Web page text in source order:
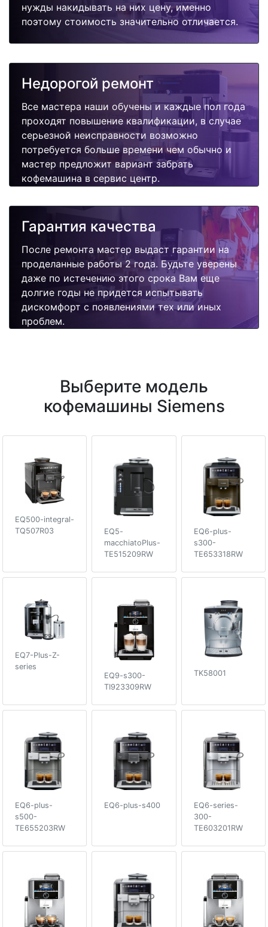
нужды накидывать на них цену, именно
поэтому стоимость значительно отличается.
Недорогой ремонт
Все мастера наши обучены и каждые пол года
проходят повышение квалификации, в случае
серьезной неисправности возможно
потребуется больше времени чем обычно и
мастер предложит вариант забрать
кофемашина в сервис центр.
Гарантия качества
После ремонта мастер выдаст гарантии на
проделанные работы 2 года. Будьте уверены
даже по истечению этого срока Вам еще
долгие годы не придется испытывать
дискомфорт с появлениями тех или иных
проблем.
Выберите модель
кофемашины Siemens
EQ500-integral-
TQ507R03
EQ5-
macchiatoPlus-
TE515209RW
EQ6-plus-
s300-
TE653318RW
EQ7-Plus-Z-
series
EQ9-s300-
TI923309RW
TK58001
EQ6-plus-
s500-
TE655203RW
EQ6-plus-s400
EQ6-series-
300-
TE603201RW